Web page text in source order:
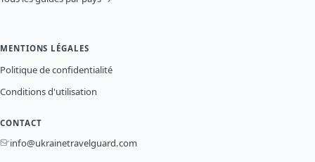
MENTIONS LÉGALES
Politique de confidentialité
Conditions d'utilisation
CONTACT
info@ukrainetravelguard.com